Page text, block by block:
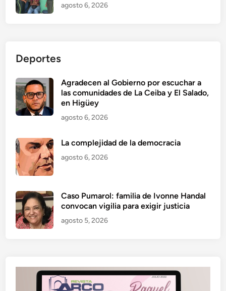
agosto 6, 2026
Deportes
Agradecen al Gobierno por escuchar a
las comunidades de La Ceiba y El Salado,
en Higüey
agosto 6, 2026
La complejidad de la democracia
agosto 6, 2026
Caso Pumarol: familia de Ivonne Handal
convocan vigilia para exigir justicia
agosto 5, 2026